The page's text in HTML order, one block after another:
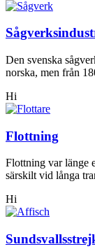
Den svenska
norska, men från
Hi
Flottning
Flottning var länge
särskilt vid långa
Hi